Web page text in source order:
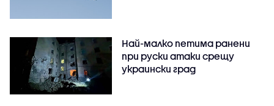
Най-малко петима ранени
при руски атаки срещу
украински град